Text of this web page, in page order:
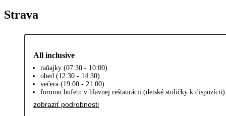
Strava
All inclusive
raňajky (07:30 - 10:00)
obed (12:30 - 14:30)
večera (19:00 - 21:00)
formou bufetu v hlavnej reštaurácii (detské stoličky k dispozícii)
zobraziť podrobnosti